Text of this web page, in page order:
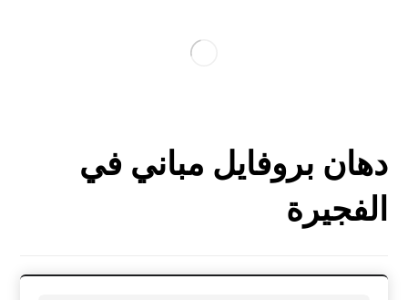
دهان بروفايل مباني في
الفجيرة